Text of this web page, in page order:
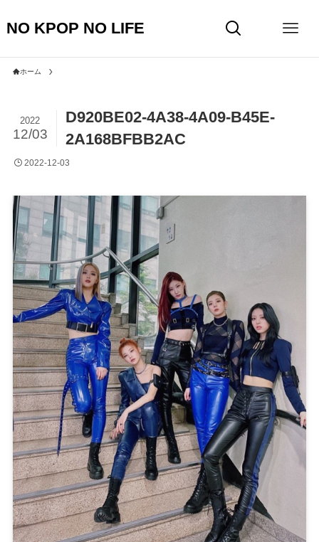
NO KPOP NO LIFE
ホーム
D920BE02-4A38-4A09-B45E-
2A168BFBB2AC
2022
12/03
2022-12-03